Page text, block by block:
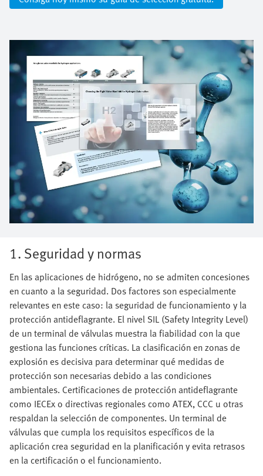
1. Seguridad y normas
En las aplicaciones de hidrógeno, no se admiten concesiones
en cuanto a la seguridad. Dos factores son especialmente
relevantes en este caso: la seguridad de funcionamiento y la
protección antideflagrante. El nivel SIL (Safety Integrity Level)
de un terminal de válvulas muestra la fiabilidad con la que
gestiona las funciones críticas. La clasificación en zonas de
explosión es decisiva para determinar qué medidas de
protección son necesarias debido a las condiciones
ambientales. Certificaciones de protección antideflagrante
como IECEx o directivas regionales como ATEX, CCC u otras
respaldan la selección de componentes. Un terminal de
válvulas que cumpla los requisitos específicos de la
aplicación crea seguridad en la planificación y evita retrasos
en la certificación o el funcionamiento.